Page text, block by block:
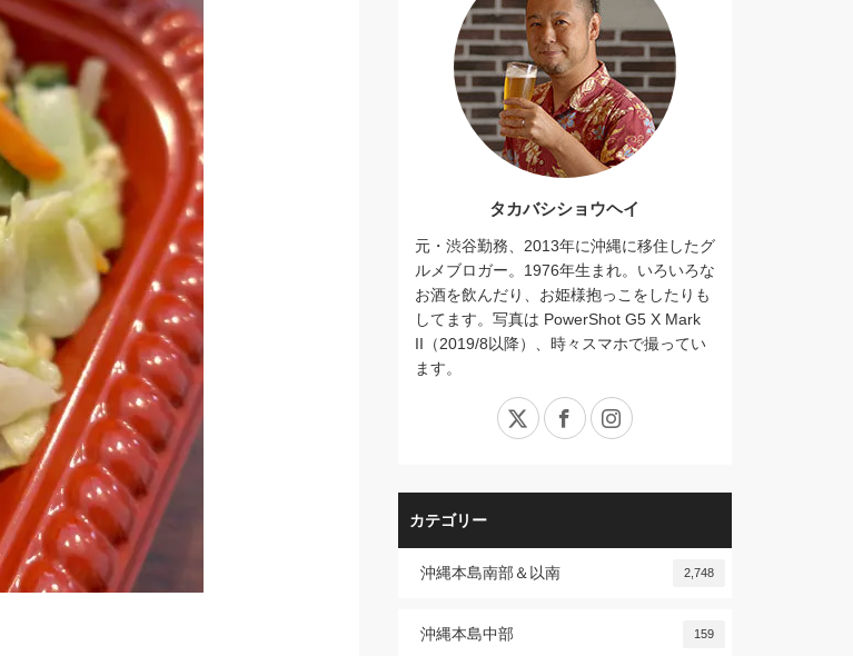
タカバシショウヘイ
元・渋谷勤務、2013年に沖縄に移住したグ
ルメブロガー。1976年生まれ。いろいろな
お酒を飲んだり、お姫様抱っこをしたりも
してます。写真は PowerShot G5 X Mark
II（2019/8以降）、時々スマホで撮ってい
ます。
X FacebookInstagram
カテゴリー
沖縄本島南部＆以南 2,748
沖縄本島中部 159